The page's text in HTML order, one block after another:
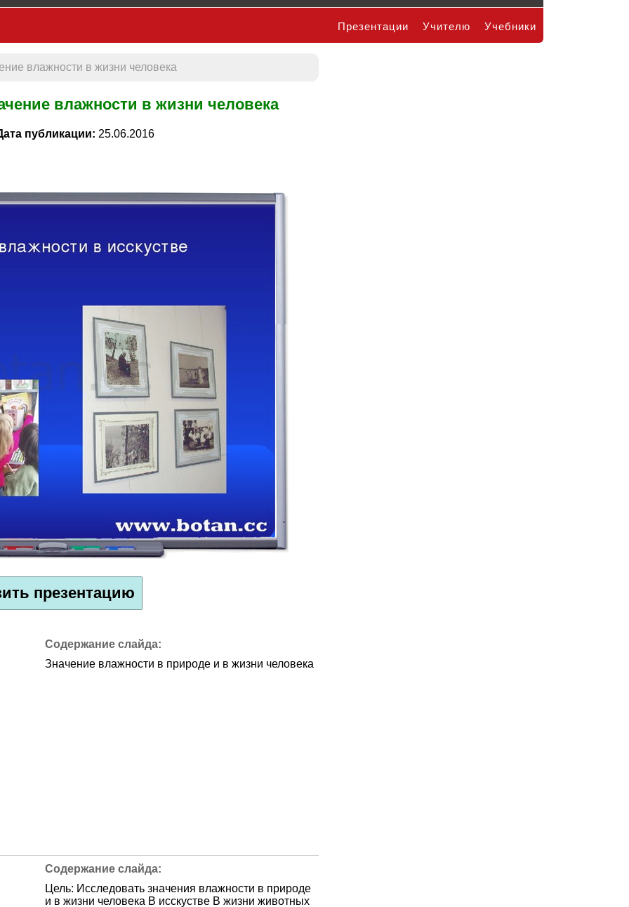
Учебники
Учителю
Презентации
влажности в жизни человека
влажности в жизни человека
публикации: 25.06.2016
презентацию
Значение влажности в природе и в жизни человека
Цель: Исследовать значения влажности в природе
и в жизни человека В исскустве В жизни животных